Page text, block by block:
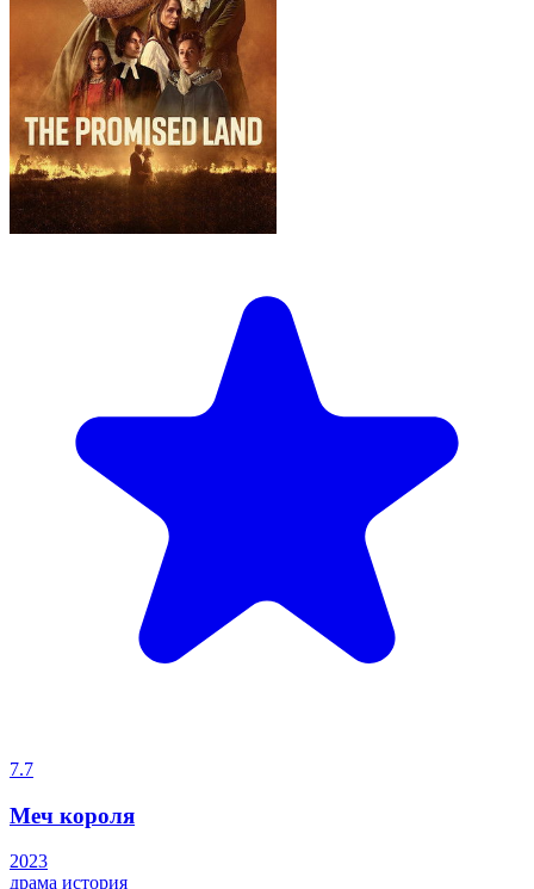
7.7
Меч короля
2023
драма история